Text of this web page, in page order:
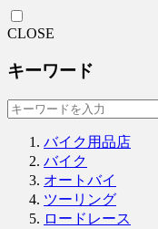
CLOSE
キーワード
バイク用品店
バイク
オートバイ
ツーリング
ロードレース